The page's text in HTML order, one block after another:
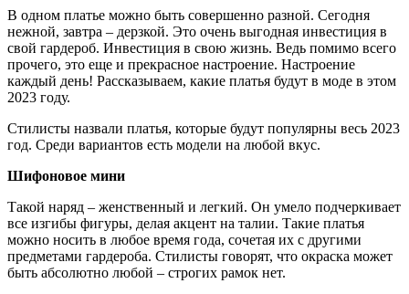
В одном платье можно быть совершенно разной. Сегодня
нежной, завтра – дерзкой. Это очень выгодная инвестиция в
свой гардероб. Инвестиция в свою жизнь. Ведь помимо всего
прочего, это еще и прекрасное настроение. Настроение
каждый день! Рассказываем, какие платья будут в моде в этом
2023 году.
Стилисты назвали платья, которые будут популярны весь 2023
год. Среди вариантов есть модели на любой вкус.
Шифоновое мини
Такой наряд – женственный и легкий. Он умело подчеркивает
все изгибы фигуры, делая акцент на талии. Такие платья
можно носить в любое время года, сочетая их с другими
предметами гардероба. Стилисты говорят, что окраска может
быть абсолютно любой – строгих рамок нет.